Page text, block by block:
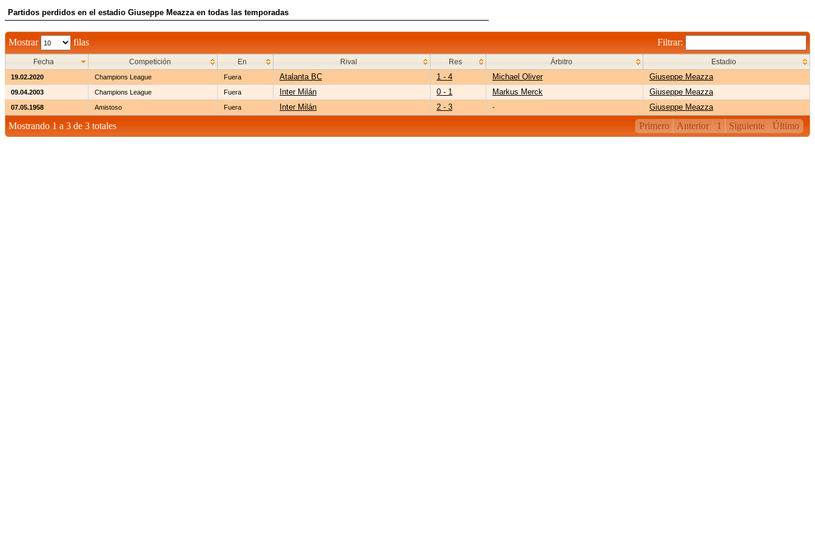
Partidos perdidos en el estadio Giuseppe Meazza en todas las temporadas
Mostrar filas Filtrar:
Fecha Competición En Rival Res Árbitro Estadio
19.02.2020 Champions League Fuera Atalanta BC 1 - 4 Michael Oliver Giuseppe Meazza
09.04.2003 Champions League Fuera Inter Milán 0 - 1 Markus Merck Giuseppe Meazza
07.05.1958 Amistoso Fuera Inter Milán 2 - 3 - Giuseppe Meazza
Mostrando 1 a 3 de 3 totales Primero Anterior 1 Siguiente Último